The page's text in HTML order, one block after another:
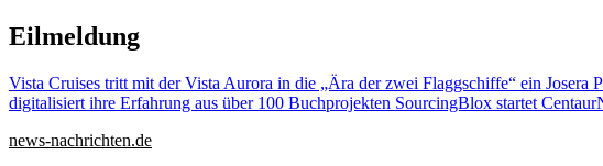
Zu
Inhalten
Eilmeldung
Vista Cruises tritt mit der Vista Aurora in die „Ära der zwei Flaggschiffe“ ein Josera
digitalisiert ihre Erfahrung aus über 100 Buchprojekten SourcingBlox startet
news-nachrichten.de